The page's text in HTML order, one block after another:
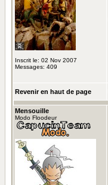
Inscrit le: 02 Nov 2007
Messages: 409
Revenir en haut de page
Mensouille
Modo Floodeur